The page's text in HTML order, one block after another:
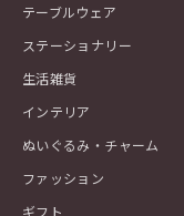
テーブルウェア
ステーショナリー
生活雑貨
インテリア
ぬいぐるみ・チャーム
ファッション
ギフト